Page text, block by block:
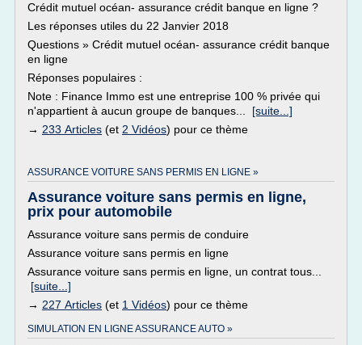
Crédit mutuel océan- assurance crédit banque en ligne ?
Les réponses utiles du 22 Janvier 2018
Questions » Crédit mutuel océan- assurance crédit banque
en ligne
Réponses populaires :
Note : Finance Immo est une entreprise 100 % privée qui
n'appartient à aucun groupe de banques... [suite...]
→ 233 Articles (et 2 Vidéos) pour ce thème
ASSURANCE VOITURE SANS PERMIS EN LIGNE »
Assurance voiture sans permis en ligne,
prix pour automobile
Assurance voiture sans permis de conduire
Assurance voiture sans permis en ligne
Assurance voiture sans permis en ligne, un contrat tous...
[suite...]
→ 227 Articles (et 1 Vidéos) pour ce thème
SIMULATION EN LIGNE ASSURANCE AUTO »